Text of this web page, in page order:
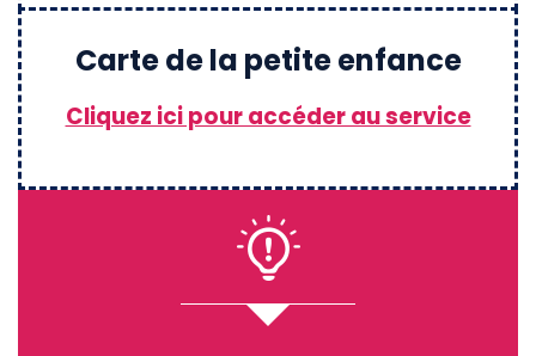
Carte de la petite enfance
Cliquez ici pour accéder au service